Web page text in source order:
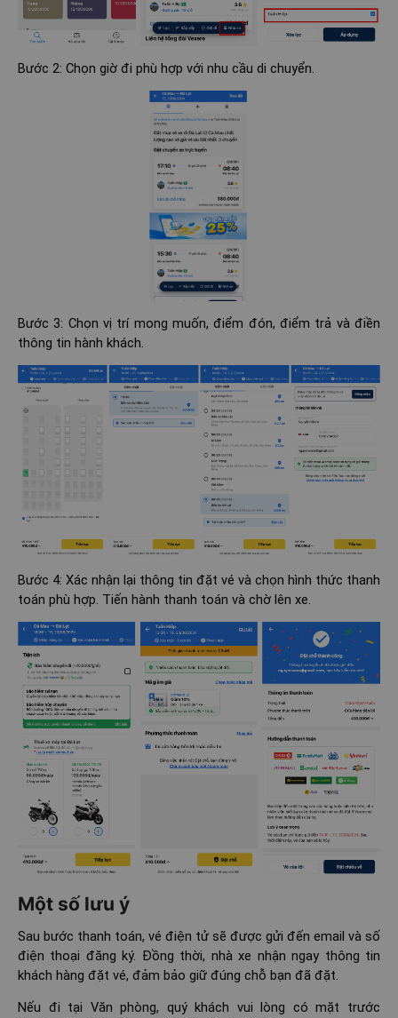
Bước 2: Chọn giờ đi phù hợp với nhu cầu di chuyển.
Bước 3: Chọn vị trí mong muốn, điểm đón, điểm trả và điền
thông tin hành khách.
Bước 4: Xác nhận lại thông tin đặt vé và chọn hình thức thanh
toán phù hợp. Tiến hành thanh toán và chờ lên xe.
Một số lưu ý
Sau bước thanh toán, vé điện tử sẽ được gửi đến email và số
điện thoại đăng ký. Đồng thời, nhà xe nhận ngay thông tin
khách hàng đặt vé, đảm bảo giữ đúng chỗ bạn đã đặt.
Nếu đi tại Văn phòng, quý khách vui lòng có mặt trước